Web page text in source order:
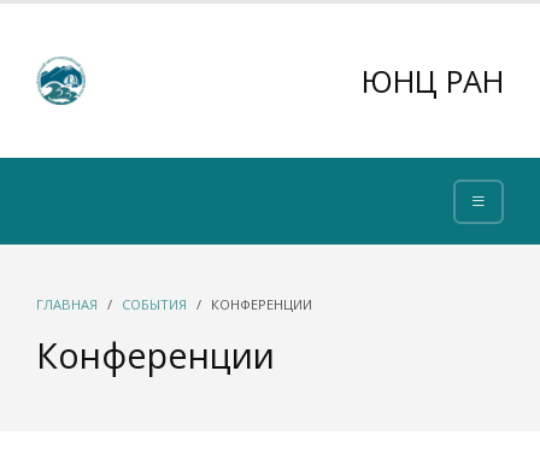
ЮНЦ РАН
ГЛАВНАЯ СОБЫТИЯ КОНФЕРЕНЦИИ
Конференции